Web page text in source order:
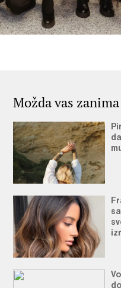
Možda vas zanima